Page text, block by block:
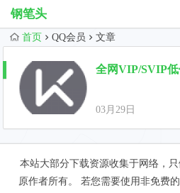
钢笔头
首页 QQ会员 文章
全网VIP/SVIP
03月29日
本站大部分下载资源收集于网络，
原作者所有。 若您需要使用非免费